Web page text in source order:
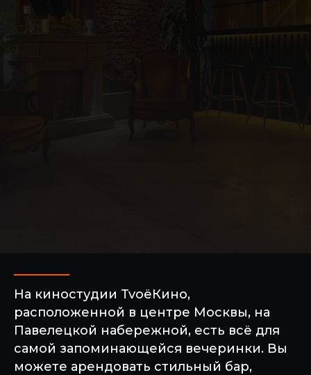
СЕЙЧАС ЭТОТ ЛОФТ НЕ
АКТИВЕН НА НАШЕМ
САЙТЕ
На киностудии TvoёКино,
расположенной в центре Москвы, на
Павелецкой набережной, есть всё для
самой запоминающейся вечеринки. Вы
можете арендовать стильный бар,